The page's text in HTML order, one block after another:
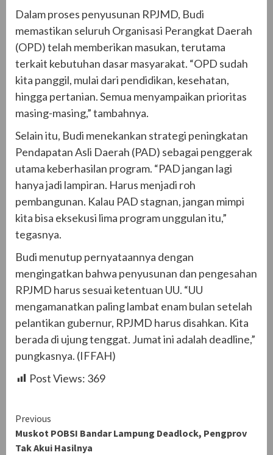
Dalam proses penyusunan RPJMD, Budi
memastikan seluruh Organisasi Perangkat Daerah
(OPD) telah memberikan masukan, terutama
terkait kebutuhan dasar masyarakat. “OPD sudah
kita panggil, mulai dari pendidikan, kesehatan,
hingga pertanian. Semua menyampaikan prioritas
masing-masing,” tambahnya.
Selain itu, Budi menekankan strategi peningkatan
Pendapatan Asli Daerah (PAD) sebagai penggerak
utama keberhasilan program. “PAD jangan lagi
hanya jadi lampiran. Harus menjadi roh
pembangunan. Kalau PAD stagnan, jangan mimpi
kita bisa eksekusi lima program unggulan itu,”
tegasnya.
Budi menutup pernyataannya dengan
mengingatkan bahwa penyusunan dan pengesahan
RPJMD harus sesuai ketentuan UU. “UU
mengamanatkan paling lambat enam bulan setelah
pelantikan gubernur, RPJMD harus disahkan. Kita
berada di ujung tenggat. Jumat ini adalah deadline,”
pungkasnya. (IFFAH)
Post Views: 369
Continue
Reading
Previous
Muskot POBSI Bandar Lampung Deadlock, Pengprov
Tak Akui Hasilnya